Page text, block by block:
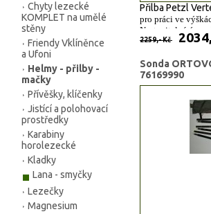
Chyty lezecké
KOMPLET na umělé
stěny
Friendy Vklíněnce
a Ufoni
Helmy - přilby -
mačky
Přívěšky, klíčenky
Jistící a polohovací
prostředky
Karabiny
horolezecké
Kladky
Lana - smyčky
Lezečky
Magnesium
Přilba Petzl
pro práci ve
Nastavitelná
otvorů na každé
štít a ochranu
bílá,
CE
2259,- Kč
Sonda
76169990